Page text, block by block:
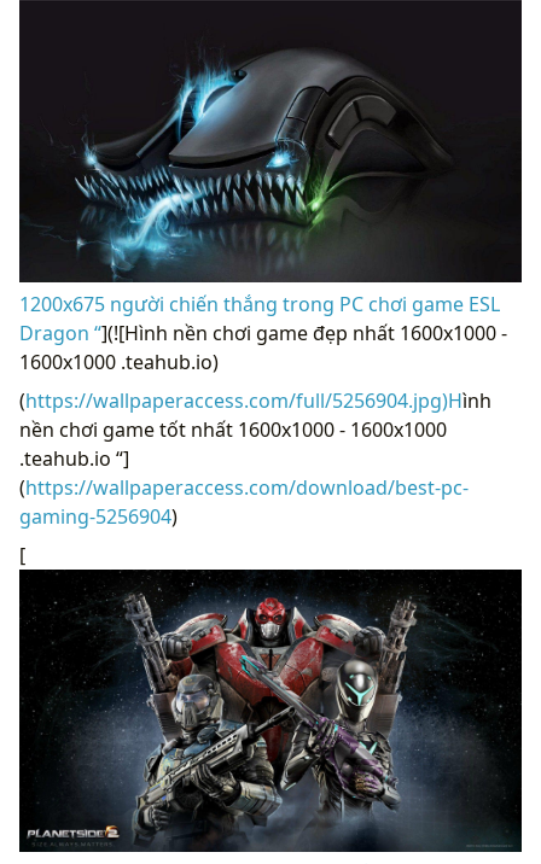
1200x675 người chiến thắng trong PC chơi game ESL
Dragon “](![Hình nền chơi game đẹp nhất 1600x1000 -
1600x1000 .teahub.io)
(https://wallpaperaccess.com/full/5256904.jpg)Hình
nền chơi game tốt nhất 1600x1000 - 1600x1000
.teahub.io “]
(https://wallpaperaccess.com/download/best-pc-
gaming-5256904)
[